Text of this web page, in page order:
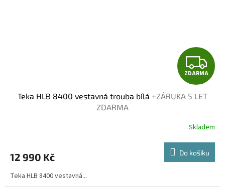
Z
D
R
M
A
ZDARMA
Teka HLB 8400 vestavná trouba bílá +ZÁRUKA 5 LET
ZDARMA
Skladem
12 990 Kč Do košíku
Teka HLB 8400 vestavná...